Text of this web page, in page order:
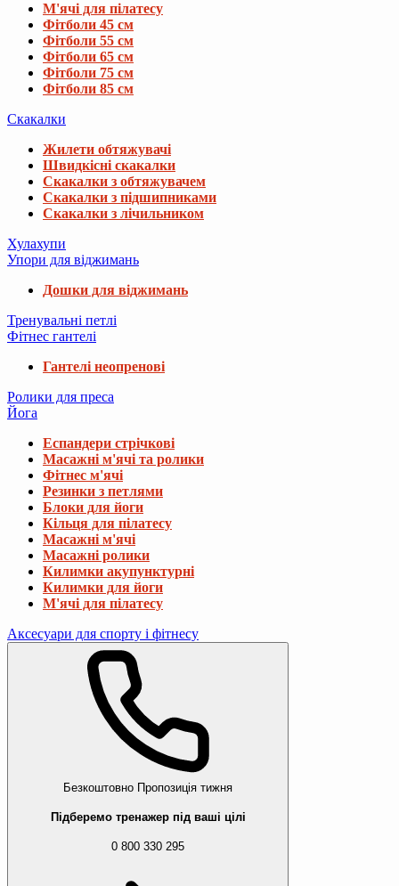
М'ячі для пілатесу
Фітболи 45 см
Фітболи 55 см
Фітболи 65 см
Фітболи 75 см
Фітболи 85 см
Скакалки
Жилети обтяжувачі
Швидкісні скакалки
Скакалки з обтяжувачем
Скакалки з підшипниками
Скакалки з лічильником
Хулахупи
Упори для віджимань
Дошки для віджимань
Тренувальні петлі
Фітнес гантелі
Гантелі неопренові
Ролики для преса
Йога
Еспандери стрічкові
Масажні м'ячі та ролики
Фітнес м'ячі
Резинки з петлями
Блоки для йоги
Кільця для пілатесу
Масажні м'ячі
Масажні ролики
Килимки акупунктурні
Килимки для йоги
М'ячі для пілатесу
Аксесуари для спорту і фітнесу
Безкоштовно Пропозиція тижня
Підберемо тренажер під ваші цілі
0 800 330 295